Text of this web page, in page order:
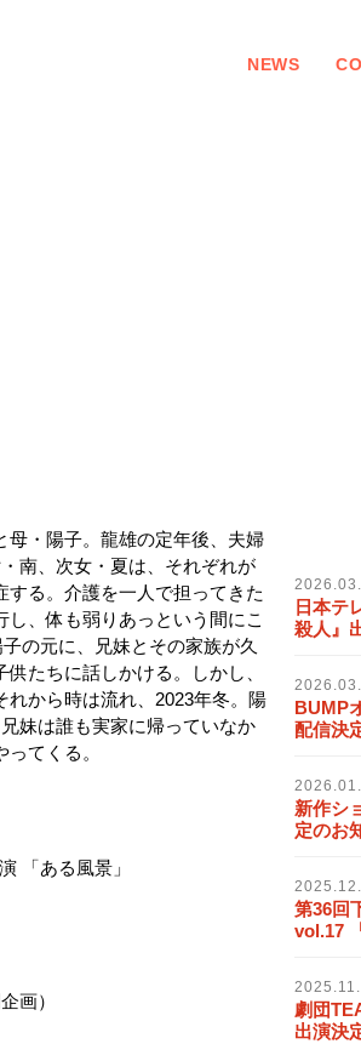
NEWS
母・陽子。龍雄の定年後、夫婦
南、次女・夏は、それぞれが
る。介護を一人で担ってきた
、体も弱りあっという間にこ
の元に、兄妹とその家族が久
たちに話しかける。しかし、
れから時は流れ、2023年冬。陽
妹は誰も実家に帰っていなか
てくる。
「ある風景」
画）
日本テ
殺人』
BUMP
配信決
新作シ
定のお
第36回
vol.17
劇団
出演決